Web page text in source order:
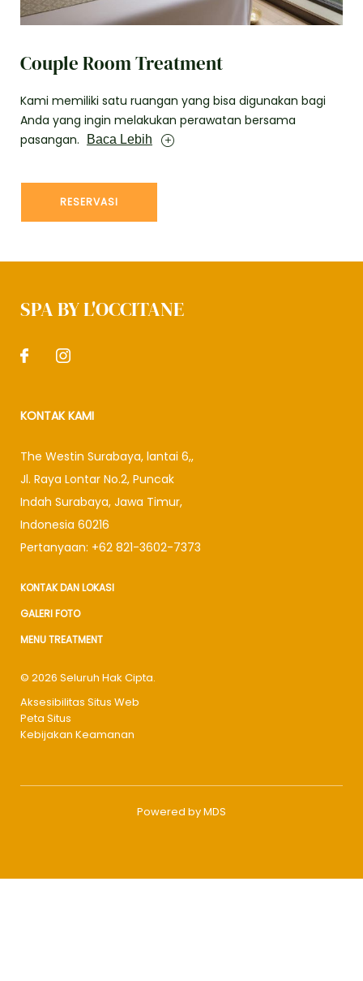
Couple Room Treatment
Kami memiliki satu ruangan yang bisa digunakan bagi
Anda yang ingin melakukan perawatan bersama
pasangan.
Baca Lebih
RESERVASI
SPA BY L'OCCITANE
KONTAK KAMI
The Westin Surabaya, lantai 6,,
Jl. Raya Lontar No.2, Puncak
Indah Surabaya, Jawa Timur,
Indonesia 60216
Pertanyaan: +62 821-3602-7373
KONTAK DAN LOKASI
GALERI FOTO
MENU TREATMENT
© 2026 Seluruh Hak Cipta.
Aksesibilitas Situs Web
Peta Situs
Kebijakan Keamanan
Powered by MDS